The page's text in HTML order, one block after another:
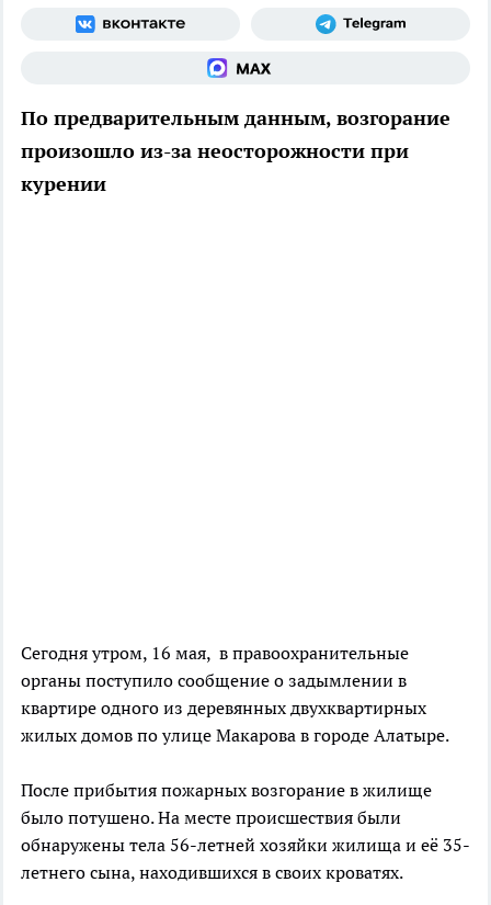
По предварительным данным, возгорание
произошло из-за неосторожности при
курении
Сегодня утром, 16 мая, в правоохранительные
органы поступило сообщение о задымлении в
квартире одного из деревянных двухквартирных
жилых домов по улице Макарова в городе Алатыре.
После прибытия пожарных возгорание в жилище
было потушено. На месте происшествия были
обнаружены тела 56-летней хозяйки жилища и её 35-
летнего сына, находившихся в своих кроватях.